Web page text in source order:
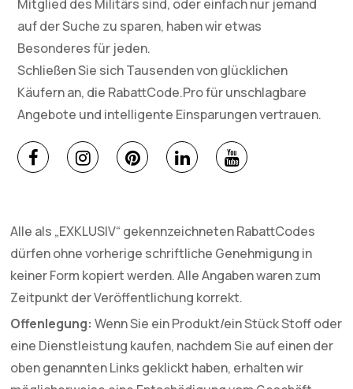
Mitglied des Militärs sind, oder einfach nur jemand
auf der Suche zu sparen, haben wir etwas
Besonderes für jeden.
Schließen Sie sich Tausenden von glücklichen
Käufern an, die RabattCode.Pro für unschlagbare
Angebote und intelligente Einsparungen vertrauen.
Alle als „EXKLUSIV“ gekennzeichneten RabattCodes
dürfen ohne vorherige schriftliche Genehmigung in
keiner Form kopiert werden. Alle Angaben waren zum
Zeitpunkt der Veröffentlichung korrekt.
Offenlegung: Wenn Sie ein Produkt/ein Stück Stoff oder
eine Dienstleistung kaufen, nachdem Sie auf einen der
oben genannten Links geklickt haben, erhalten wir